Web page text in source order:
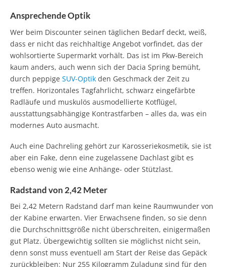
Ansprechende Optik
Wer beim Discounter seinen täglichen Bedarf deckt, weiß,
dass er nicht das reichhaltige Angebot vorfindet, das der
wohlsortierte Supermarkt vorhält. Das ist im Pkw-Bereich
kaum anders, auch wenn sich der Dacia Spring bemüht,
durch peppige SUV-Optik den Geschmack der Zeit zu
treffen. Horizontales Tagfahrlicht, schwarz eingefärbte
Radläufe und muskulös ausmodellierte Kotflügel,
ausstattungsabhängige Kontrastfarben – alles da, was ein
modernes Auto ausmacht.
Auch eine Dachreling gehört zur Karosseriekosmetik, sie ist
aber ein Fake, denn eine zugelassene Dachlast gibt es
ebenso wenig wie eine Anhänge- oder Stützlast.
Radstand von 2,42 Meter
Bei 2,42 Metern Radstand darf man keine Raumwunder von
der Kabine erwarten. Vier Erwachsene finden, so sie denn
die Durchschnittsgröße nicht überschreiten, einigermaßen
gut Platz. Übergewichtig sollten sie möglichst nicht sein,
denn sonst muss eventuell am Start der Reise das Gepäck
zurückbleiben: Nur 255 Kilogramm Zuladung sind für den